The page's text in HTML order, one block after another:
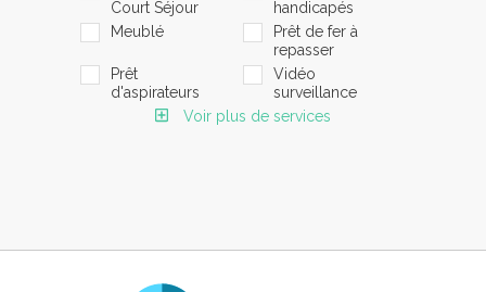
Court Séjour
handicapés
Meublé
Prêt de fer à
repasser
Prêt
d'aspirateurs
Vidéo
surveillance
Voir plus de services